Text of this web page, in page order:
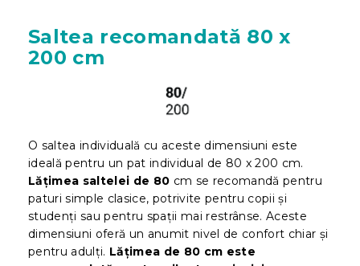
Saltea recomandată 80 x
200 cm
O saltea individuală cu aceste dimensiuni este
ideală pentru un pat individual de 80 x 200 cm.
Lățimea saltelei de 80 cm se recomandă pentru
paturi simple clasice, potrivite pentru copii și
studenți sau pentru spații mai restrânse. Aceste
dimensiuni oferă un anumit nivel de confort chiar și
pentru adulți. Lățimea de 80 cm este